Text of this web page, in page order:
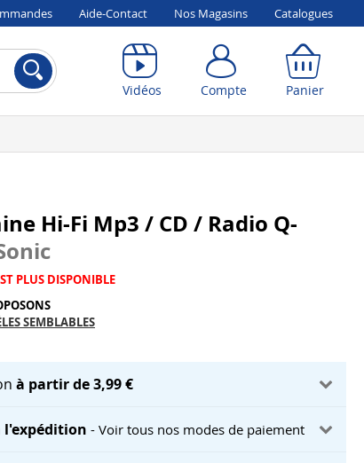
Aide-Contact Nos Magasins Catalogues
Vidéos Compte Panier
Hi-Fi Mp3 / CD / Radio Q-
PLUS DISPONIBLE
SEMBLABLES
à partir de 3,99 €
l'expédition- Voir tous nos modes de paiement
Compte Panier